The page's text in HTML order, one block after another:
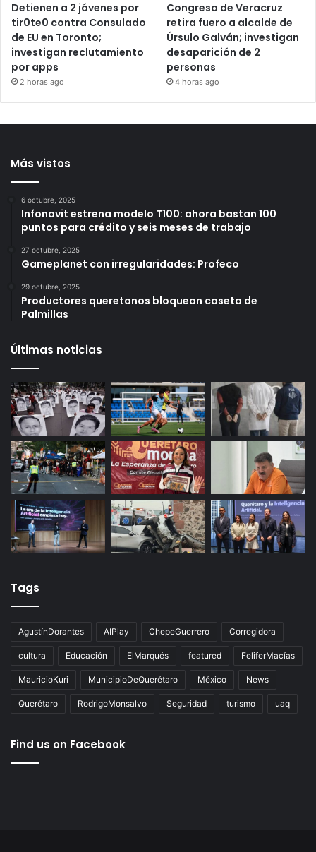
Detienen a 2 jóvenes por
tir0te0 contra Consulado
de EU en Toronto;
investigan reclutamiento
por apps
2 horas ago
Congreso de Veracruz
retira fuero a alcalde de
Úrsulo Galván; investigan
desaparición de 2
personas
4 horas ago
Más vistos
6 octubre, 2025
Infonavit estrena modelo T100: ahora bastan 100
puntos para crédito y seis meses de trabajo
27 octubre, 2025
Gameplanet con irregularidades: Profeco
29 octubre, 2025
Productores queretanos bloquean caseta de
Palmillas
Últimas noticias
Tags
AgustínDorantes AIPlay ChepeGuerrero Corregidora
cultura Educación ElMarqués featured FeliferMacías
MauricioKuri MunicipioDeQuerétaro México News
Querétaro RodrigoMonsalvo Seguridad turismo uaq
Find us on Facebook